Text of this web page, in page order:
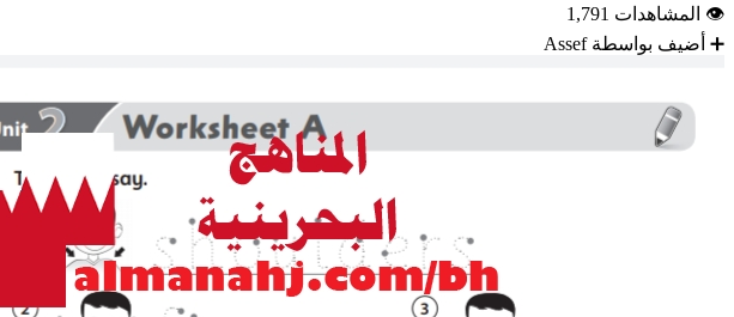
👁 المشاهدات 1,791
➕ أضيف بواسطة Assef